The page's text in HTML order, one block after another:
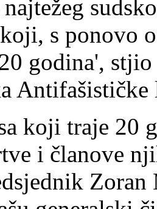
s ponovo
godina',
koji traje 20
i članove